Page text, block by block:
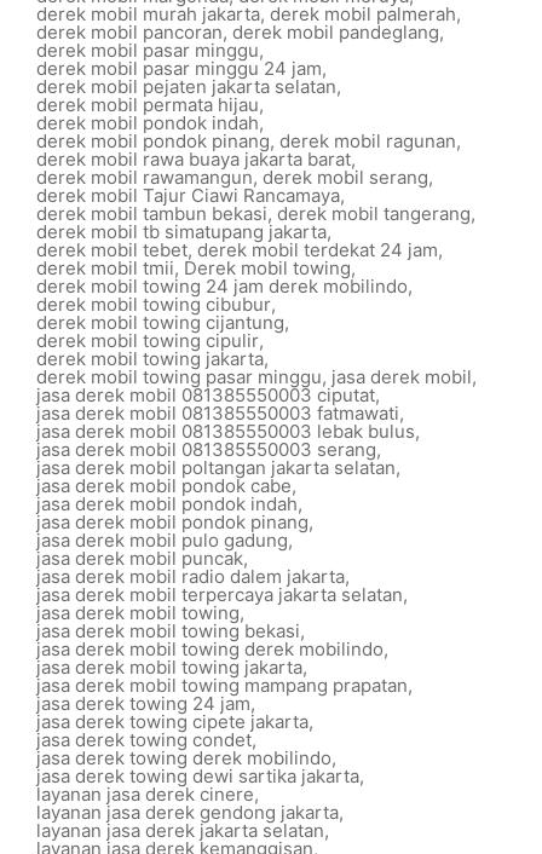
derek mobil murah jakarta, derek mobil palmerah,
derek mobil pancoran, derek mobil pandeglang,
derek mobil pasar minggu,
derek mobil pasar minggu 24 jam,
derek mobil pejaten jakarta selatan,
derek mobil permata hijau,
derek mobil pondok indah,
derek mobil pondok pinang, derek mobil ragunan,
derek mobil rawa buaya jakarta barat,
derek mobil rawamangun, derek mobil serang,
derek mobil Tajur Ciawi Rancamaya,
derek mobil tambun bekasi, derek mobil tangerang,
derek mobil tb simatupang jakarta,
derek mobil tebet, derek mobil terdekat 24 jam,
derek mobil tmii, Derek mobil towing,
derek mobil towing 24 jam derek mobilindo,
derek mobil towing cibubur,
derek mobil towing cijantung,
derek mobil towing cipulir,
derek mobil towing jakarta,
derek mobil towing pasar minggu, jasa derek mobil,
jasa derek mobil 081385550003 ciputat,
jasa derek mobil 081385550003 fatmawati,
jasa derek mobil 081385550003 lebak bulus,
jasa derek mobil 081385550003 serang,
jasa derek mobil poltangan jakarta selatan,
jasa derek mobil pondok cabe,
jasa derek mobil pondok indah,
jasa derek mobil pondok pinang,
jasa derek mobil pulo gadung,
jasa derek mobil puncak,
jasa derek mobil radio dalem jakarta,
jasa derek mobil terpercaya jakarta selatan,
jasa derek mobil towing,
jasa derek mobil towing bekasi,
jasa derek mobil towing derek mobilindo,
jasa derek mobil towing jakarta,
jasa derek mobil towing mampang prapatan,
jasa derek towing 24 jam,
jasa derek towing cipete jakarta,
jasa derek towing condet,
jasa derek towing derek mobilindo,
jasa derek towing dewi sartika jakarta,
layanan jasa derek cinere,
layanan jasa derek gendong jakarta,
layanan jasa derek jakarta selatan,
layanan jasa derek kemanggisan,